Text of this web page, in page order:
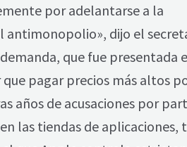
por adelantarse a la
dijo el
que fue presentada
pagar precios más altos
años de acusaciones por
las tiendas de aplicaciones,